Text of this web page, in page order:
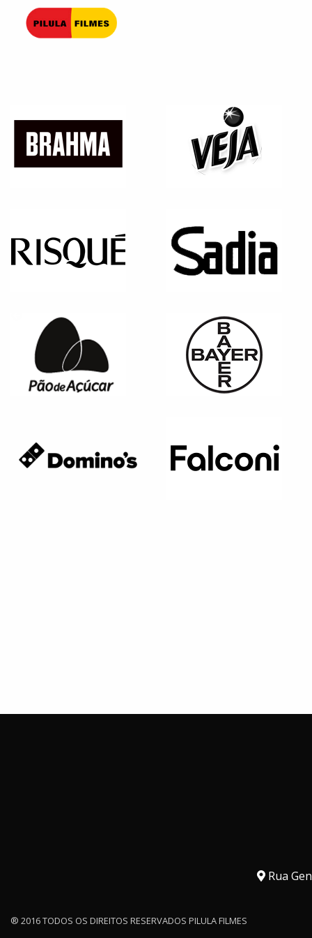
Pilula Filmes
Página anterior
Rua
® 2016 TODOS OS DIREITOS RESERVADOS PILULA FILMES